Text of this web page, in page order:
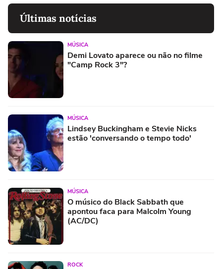
Últimas notícias
MÚSICA
Demi Lovato aparece ou não no filme
"Camp Rock 3"?
MÚSICA
Lindsey Buckingham e Stevie Nicks
estão 'conversando o tempo todo'
MÚSICA
O músico do Black Sabbath que
apontou faca para Malcolm Young
(AC/DC)
ROCK